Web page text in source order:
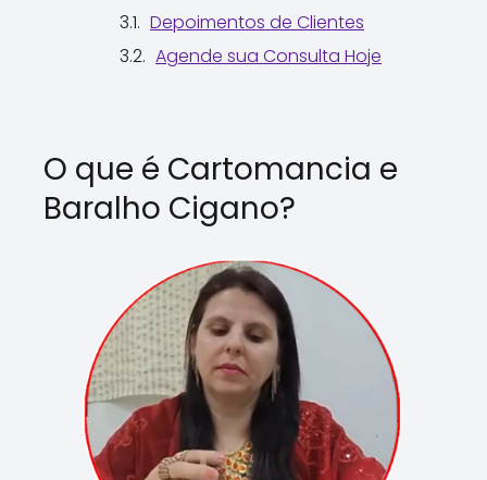
Depoimentos de Clientes
Agende sua Consulta Hoje
O que é Cartomancia e
Baralho Cigano?